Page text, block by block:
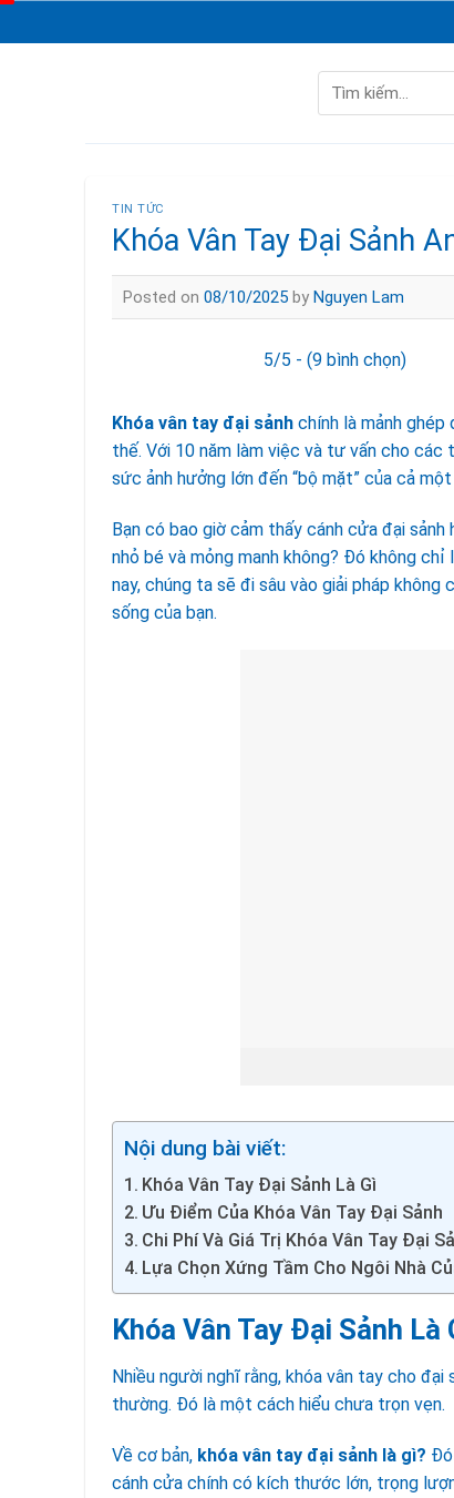
to
kiếm:
TIN TỨC
Khóa Vân Tay Đại Sảnh
Posted on 08/10/2025 by Nguyen Lam
5/5 - (9 bình chọn)
Khóa vân tay đại sảnh chính là mảnh
thế. Với 10 năm làm việc và tư vấn cho
sức ảnh hưởng lớn đến “bộ mặt” của cả
Bạn có bao giờ cảm thấy cánh cửa đại
nhỏ bé và mỏng manh không? Đó không
nay, chúng ta sẽ đi sâu vào giải pháp
sống của bạn.
Nội dung bài viết:
Khóa Vân Tay Đại Sảnh Là Gì
Ưu Điểm Của Khóa Vân Tay Đại Sảnh
Chi Phí Và Giá Trị Khóa Vân Tay Đại
Lựa Chọn Xứng Tầm Cho Ngôi Nhà
Khóa Vân Tay Đại Sảnh Là
Nhiều người nghĩ rằng, khóa vân tay cho
thường. Đó là một cách hiểu chưa trọn vẹn.
Về cơ bản, khóa vân tay đại sảnh là gì?
cánh cửa chính có kích thước lớn, trọng